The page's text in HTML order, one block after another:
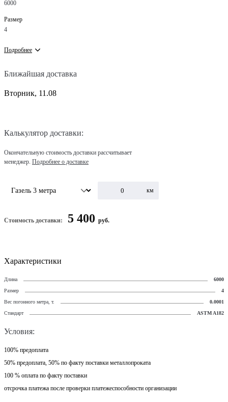
6000
Размер
4
Подробнее
Ближайшая доставка
Вторник, 11.08
Калькулятор доставки:
Окончательную стоимость доставки рассчитывает
менеджер. Подробнее о доставке
км
Стоимость доставки: 5 400 руб.
Характеристики
Длина
6000
Размер
4
Вес погонного метра, т.
0.0001
Стандарт
ASTM A182
Условия:
100% предоплата
50% предоплата, 50% по факту поставки металлопроката
100 % оплата по факту поставки
отсрочка платежа после проверки платежеспособности организации